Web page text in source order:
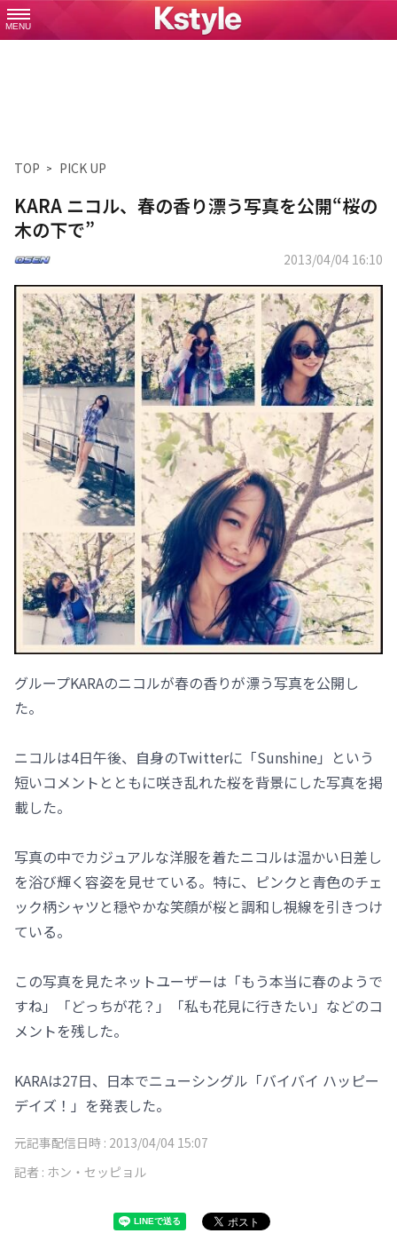
MENU
TOP PICK UP
KARA ニコル、春の香り漂う写真を公開“桜の
木の下で”
2013/04/04 16:10
グループKARAのニコルが春の香りが漂う写真を公開し
た。
ニコルは4日午後、自身のTwitterに「Sunshine」という
短いコメントとともに咲き乱れた桜を背景にした写真を掲
載した。
写真の中でカジュアルな洋服を着たニコルは温かい日差し
を浴び輝く容姿を見せている。特に、ピンクと青色のチェ
ック柄シャツと穏やかな笑顔が桜と調和し視線を引きつけ
ている。
この写真を見たネットユーザーは「もう本当に春のようで
すね」「どっちが花？」「私も花見に行きたい」などのコ
メントを残した。
KARAは27日、日本でニューシングル「バイバイ ハッピー
デイズ！」を発表した。
元記事配信日時 : 2013/04/04 15:07
記者 : ホン・セッピョル